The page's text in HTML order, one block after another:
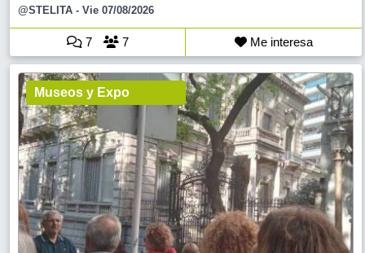
@STELITA - Vie 07/08/2026
7 7 Me interesa
Museos y Expo